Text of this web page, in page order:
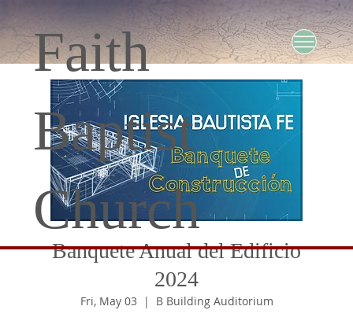
Faith
Baptist
Church
Banquete Anual del Edificio
2024
Fri, May 03
  |
B Building Auditorium